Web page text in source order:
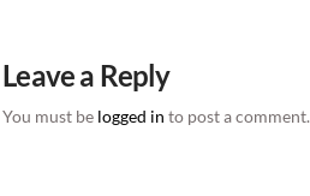
Leave a Reply
You must be logged in to post a comment.